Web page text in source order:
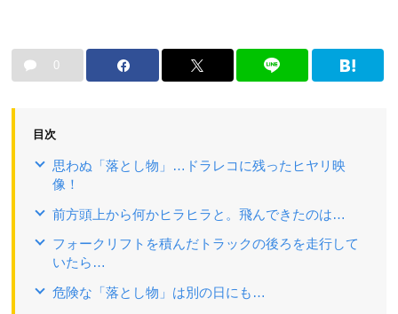
0
目次
思わぬ「落とし物」…ドラレコに残ったヒヤリ映
像！
前方頭上から何かヒラヒラと。飛んできたのは…
フォークリフトを積んだトラックの後ろを走行して
いたら…
危険な「落とし物」は別の日にも…